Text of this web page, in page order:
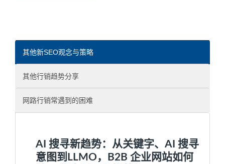
其他新SEO观念与策略
其他行销趋势分享
网路行销常遇到的困难
AI 搜寻新趋势：从关键字、AI 搜寻
意图到LLMO，B2B 企业网站如何